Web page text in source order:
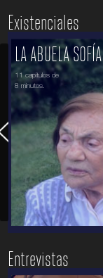
Existenciales
LA ABUELA SOFÍA
11 capítulos de
8 minutos.
Entrevistas